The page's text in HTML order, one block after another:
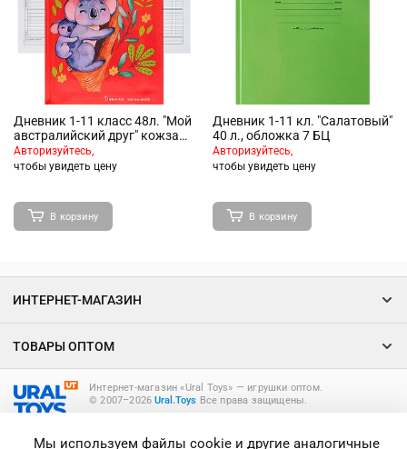
Дневник 1-11 класс 48л. "Мой
австралийский друг" кожзам
блестки, полноцветная
печать
Авторизуйтесь,
чтобы увидеть цену
В корзину
Дневник 1-11 кл. "Салатовый"
40 л., обложка 7 БЦ
Авторизуйтесь,
чтобы увидеть цену
В корзину
Интернет-магазин «Ural Toys» ― игрушки оптом.
© 2007–2026Ural.Toys Все права защищены.
ИНТЕРНЕТ-МАГАЗИН
ТОВАРЫ ОПТОМ
Мы используем файлы cookie и другие аналогичные